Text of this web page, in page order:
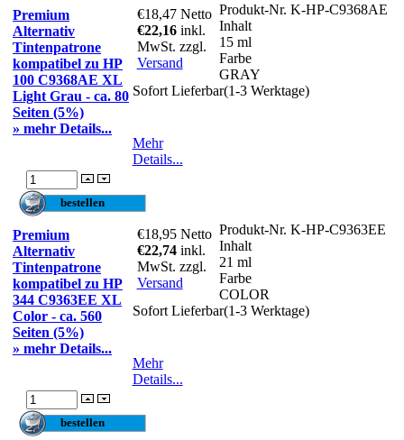
Premium
Alternativ
Tintenpatrone
kompatibel zu HP
100 C9368AE XL
Light Grau - ca. 80
Seiten (5%)
» mehr Details...
€18,47 Netto
€22,16 inkl.
MwSt. zzgl.
Versand
Produkt-Nr. K-HP-C9368AE
Inhalt
15 ml
Farbe
GRAY
Sofort Lieferbar(1-3 Werktage)
Mehr
Details...
Premium
Alternativ
Tintenpatrone
kompatibel zu HP
344 C9363EE XL
Color - ca. 560
Seiten (5%)
» mehr Details...
€18,95 Netto
€22,74 inkl.
MwSt. zzgl.
Versand
Produkt-Nr. K-HP-C9363EE
Inhalt
21 ml
Farbe
COLOR
Sofort Lieferbar(1-3 Werktage)
Mehr
Details...